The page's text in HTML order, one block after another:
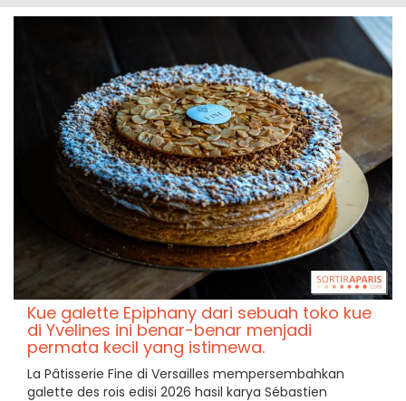
Kue galette Epiphany dari sebuah toko kue
di Yvelines ini benar-benar menjadi
permata kecil yang istimewa.
La Pâtisserie Fine di Versailles mempersembahkan
galette des rois edisi 2026 hasil karya Sébastien